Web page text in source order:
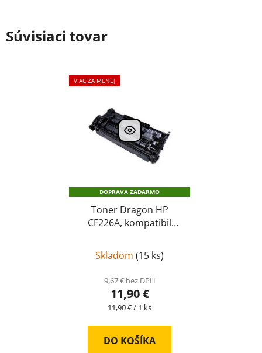
Súvisiaci tovar
VIAC ZA MENEJ
DOPRAVA ZADARMO
Toner Dragon HP
CF226A, kompatibil
Skladom (15 ks)
9,67 € bez DPH
11,90 €
Jednotková
11,90 € / 1 ks
DO KOŠÍKA